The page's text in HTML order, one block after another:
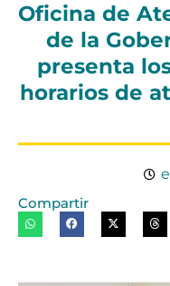
Oficina de
de la
presenta
horarios de
Compartir